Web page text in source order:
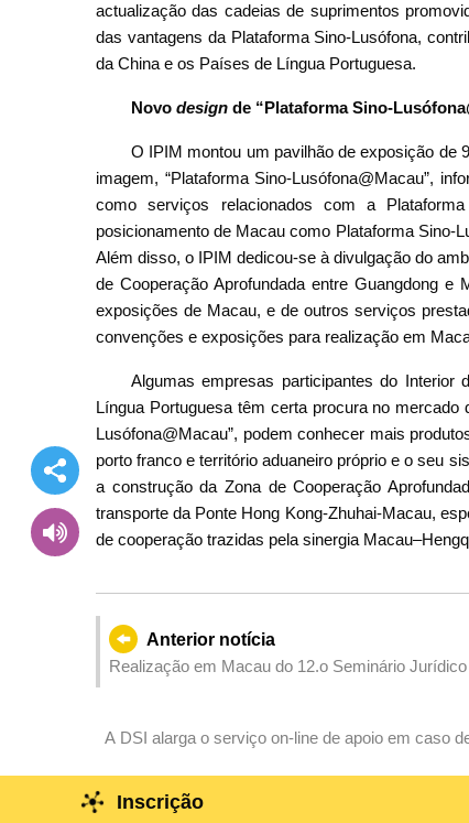
actualização das cadeias de suprimentos
das vantagens da Plataforma Sino-Lusófona,
da China e os Países de Língua Portuguesa.
Novo design de “Plataforma Sino-
O IPIM montou um pavilhão de exposição de
imagem, “Plataforma Sino-Lusófona@Macau”,
como serviços relacionados com a
posicionamento de Macau como Plataforma Sino-
Além disso, o IPIM dedicou-se à divulgação do
de Cooperação Aprofundada entre Guangdong
exposições de Macau, e de outros serviços
convenções e exposições para realização em
Algumas empresas participantes do Interior
Língua Portuguesa têm certa procura no
Lusófona@Macau”, podem conhecer mais
porto franco e território aduaneiro próprio e o seu
a construção da Zona de Cooperação
transporte da Ponte Hong Kong-Zhuhai-Macau,
de cooperação trazidas pela sinergia
Anterior notícia
Realização em Macau do 12.o Seminário
A DSI alarga o serviço on-line de apoio em caso
Inscrição